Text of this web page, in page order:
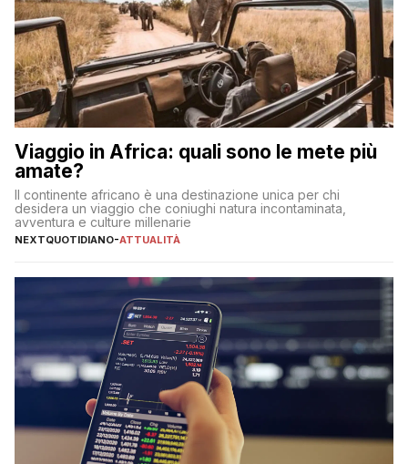
Viaggio in Africa: quali sono le mete più
amate?
Il continente africano è una destinazione unica per chi
desidera un viaggio che coniughi natura incontaminata,
avventura e culture millenarie
NEXTQUOTIDIANO-ATTUALITÀ